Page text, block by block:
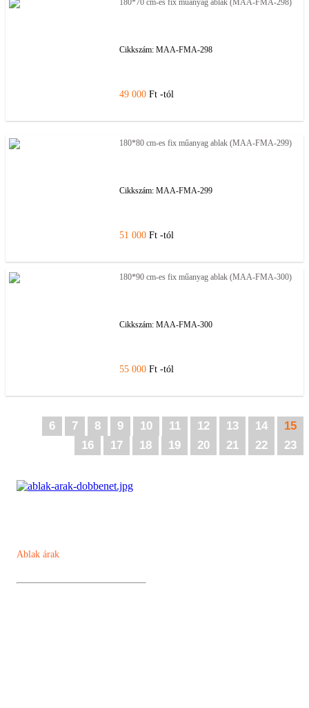
180*70 cm-es fix műanyag ablak (MAA-FMA-298)
Cikkszám: MAA-FMA-298
49 000 Ft -tól
180*80 cm-es fix műanyag ablak (MAA-FMA-299)
Cikkszám: MAA-FMA-299
51 000 Ft -tól
180*90 cm-es fix műanyag ablak (MAA-FMA-300)
Cikkszám: MAA-FMA-300
55 000 Ft -tól
6 7 8 9 10 11 12 13 14
15
16
17 18 19 20 21 22 23
Ablak árak